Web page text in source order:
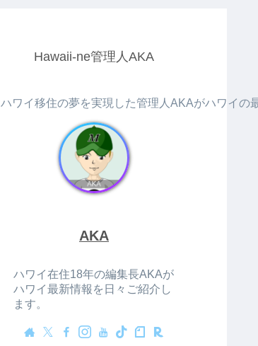
Hawaii-ne管理人AKA
ハワイ移住の夢を実現した管理人AKAがハワイの
AKA
ハワイ在住18年の編集長AKAが
ハワイ最新情報を日々ご紹介し
ます。